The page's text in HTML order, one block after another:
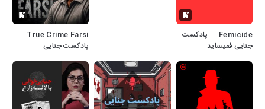
Femicide — پادکست
جنایی فمیساید
True Crime Farsi
پادکست جنایی